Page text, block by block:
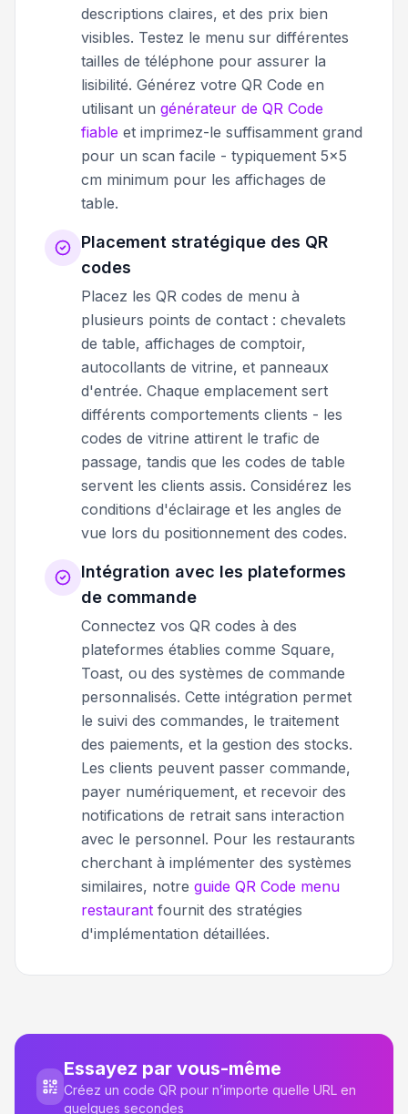
descriptions claires, et des prix bien
visibles. Testez le menu sur différentes
tailles de téléphone pour assurer la
lisibilité. Générez votre QR Code en
utilisant un générateur de QR Code
fiable et imprimez-le suffisamment grand
pour un scan facile - typiquement 5x5
cm minimum pour les affichages de
table.
Placement stratégique des QR
codes
Placez les QR codes de menu à
plusieurs points de contact : chevalets
de table, affichages de comptoir,
autocollants de vitrine, et panneaux
d'entrée. Chaque emplacement sert
différents comportements clients - les
codes de vitrine attirent le trafic de
passage, tandis que les codes de table
servent les clients assis. Considérez les
conditions d'éclairage et les angles de
vue lors du positionnement des codes.
Intégration avec les plateformes
de commande
Connectez vos QR codes à des
plateformes établies comme Square,
Toast, ou des systèmes de commande
personnalisés. Cette intégration permet
le suivi des commandes, le traitement
des paiements, et la gestion des stocks.
Les clients peuvent passer commande,
payer numériquement, et recevoir des
notifications de retrait sans interaction
avec le personnel. Pour les restaurants
cherchant à implémenter des systèmes
similaires, notre guide QR Code menu
restaurant fournit des stratégies
d'implémentation détaillées.
Essayez par vous-même
Créez un code QR pour n’importe quelle URL en
quelques secondes